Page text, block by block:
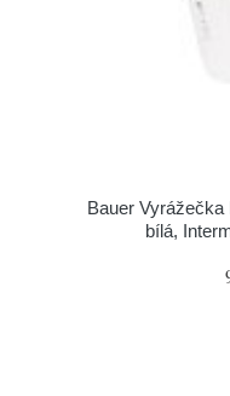
Bauer Vyrážečka
bílá,